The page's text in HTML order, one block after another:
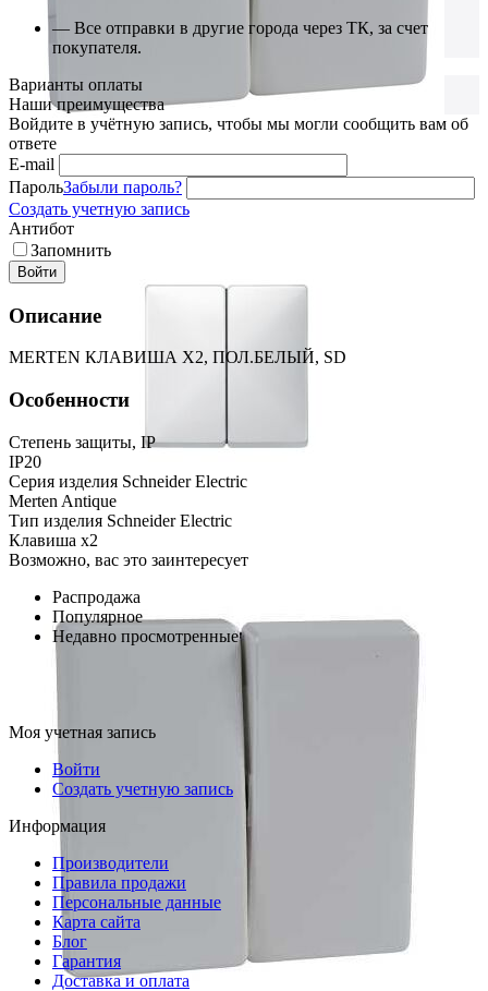
— Все отправки в другие города через ТК, за счет
покупателя.
Варианты оплаты
Наши преимущества
Войдите в учётную запись, чтобы мы могли сообщить вам об
ответе
E-mail
ПарольЗабыли пароль?
Создать учетную запись
Антибот
Запомнить
Войти
Описание
MERTEN КЛАВИША Х2, ПОЛ.БЕЛЫЙ, SD
Особенности
Степень защиты, IP
IP20
Серия изделия Schneider Electric
Merten Antique
Тип изделия Schneider Electric
Клавиша х2
Возможно, вас это заинтересует
Распродажа
Популярное
Недавно просмотренные
Моя учетная запись
Войти
Создать учетную запись
Информация
Производители
Правила продажи
Персональные данные
Карта сайта
Блог
Гарантия
Доставка и оплата